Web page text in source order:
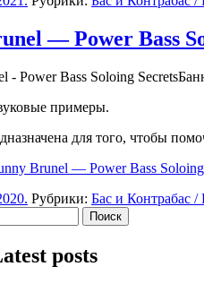
— Power Bass
примеры.
для того, чтобы
Brunel — Power Bass Soloing
. Рубрики: Бас и Контрабас /
posts